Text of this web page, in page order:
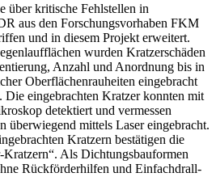
über kritische Fehlstellen in
aus den Forschungsvorhaben FKM
und in diesem Projekt erweitert.
wurden Kratzerschäden
Anzahl und Anordnung bis in
Oberflächenrauheiten eingebracht
eingebrachten Kratzer konnten mit
detektiert und vermessen
überwiegend mittels Laser eingebracht.
Kratzern bestätigen die
Als Dichtungsbauformen
Rückförderhilfen und Einfachdrall-